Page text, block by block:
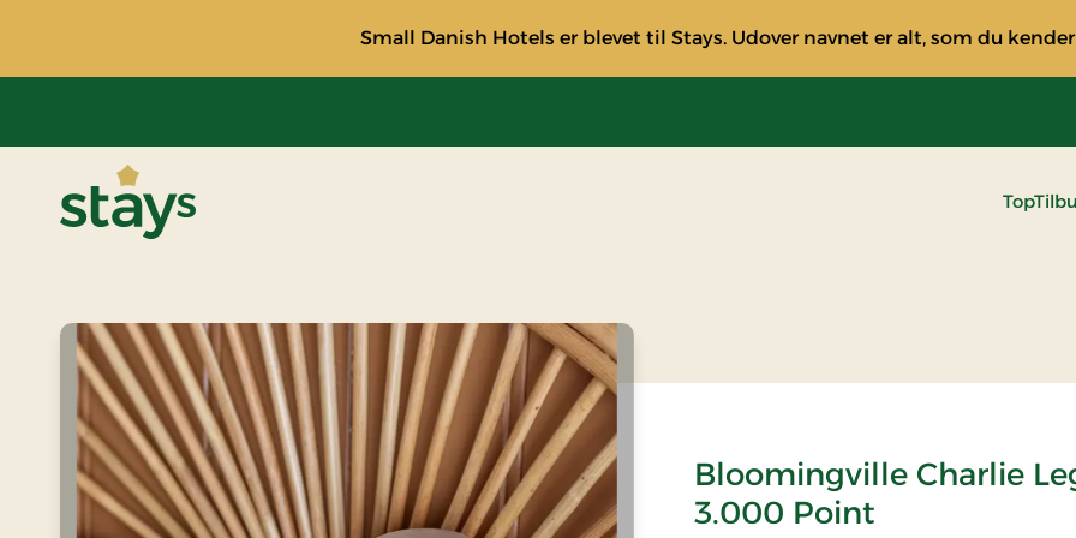
Small Danish Hotels er blevet til Stays. Udover navnet er alt, som du
Bloomingville Charlie
3.000 Point